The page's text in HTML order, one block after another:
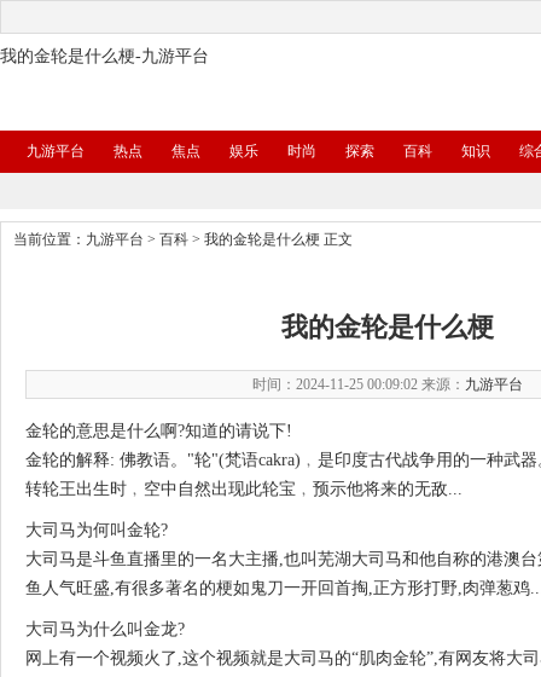
我的金轮是什么梗-九游平台
九游平台 热点 焦点 娱乐 时尚 探索 百科 知识 综
当前位置： 九游平台 > 百科 > 我的金轮是什么梗 正文
我的金轮是什么梗
时间：2024-11-25 00:09:02 来源： 九游平台
金轮的意思是什么啊?知道的请说下!
金轮的解释: 佛教语。"轮"(梵语cakra)﹐是印度古代战争用的一种武
转轮王出生时﹐空中自然出现此轮宝﹐预示他将来的无敌...
大司马为何叫金轮?
大司马是斗鱼直播里的一名大主播,也叫芜湖大司马和他自称的港澳
鱼人气旺盛,有很多著名的梗如鬼刀一开回首掏,正方形打野,肉弹葱鸡
大司马为什么叫金龙?
网上有一个视频火了,这个视频就是大司马的“肌肉金轮”,有网友将大